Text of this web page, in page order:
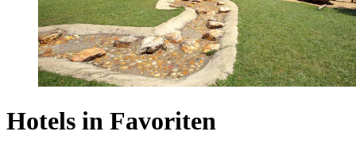
Hotels in Favoriten